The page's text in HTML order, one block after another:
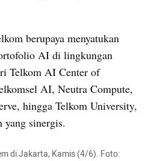
berupaya menyatukan
AI di lingkungan
Telkom AI Center of
AI, Neutra Compute,
hingga Telkom University,
yang sinergis.
di Jakarta, Kamis (4/6). Foto: